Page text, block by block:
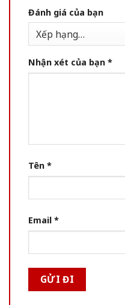
Đánh giá của bạn
Nhận xét của bạn *
Tên *
Email *